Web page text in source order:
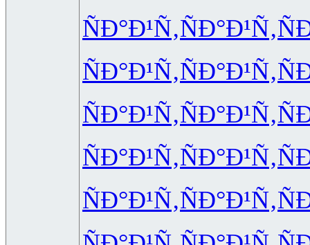
ÑÐ°Ð¹Ñ‚ÑÐ°Ð¹Ñ‚
ÑÐ°Ð¹Ñ‚ÑÐ°Ð¹Ñ‚
ÑÐ°Ð¹Ñ‚ÑÐ°Ð¹Ñ‚
ÑÐ°Ð¹Ñ‚ÑÐ°Ð¹Ñ‚
ÑÐ°Ð¹Ñ‚ÑÐ°Ð¹Ñ‚